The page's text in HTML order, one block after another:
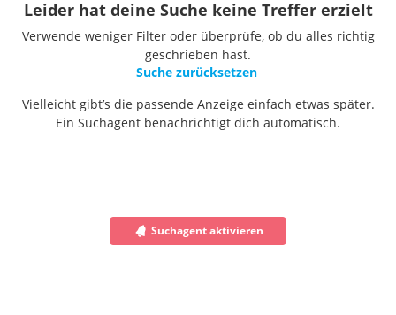
Leider hat deine Suche keine Treffer erzielt
Verwende weniger Filter oder überprüfe, ob du alles richtig
geschrieben hast.
Suche zurücksetzen
Vielleicht gibt’s die passende Anzeige einfach etwas später.
Ein Suchagent benachrichtigt dich automatisch.
Suchagent aktivieren